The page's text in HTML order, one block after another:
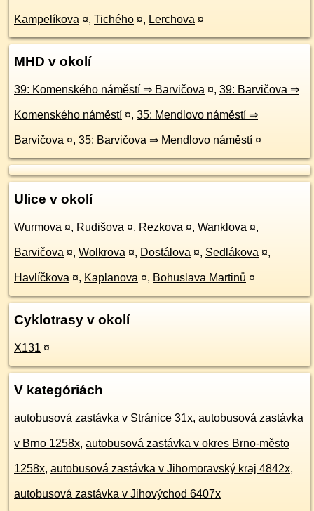
Kampelíkova ¤, Tichého ¤, Lerchova ¤
MHD v okolí
39: Komenského náměstí ⇒ Barvičova ¤, 39: Barvičova ⇒
Komenského náměstí ¤, 35: Mendlovo náměstí ⇒
Barvičova ¤, 35: Barvičova ⇒ Mendlovo náměstí ¤
Ulice v okolí
Wurmova ¤, Rudišova ¤, Rezkova ¤, Wanklova ¤,
Barvičova ¤, Wolkrova ¤, Dostálova ¤, Sedlákova ¤,
Havlíčkova ¤, Kaplanova ¤, Bohuslava Martinů ¤
Cyklotrasy v okolí
X131 ¤
V kategóriách
autobusová zastávka v Stránice 31x, autobusová zastávka
v Brno 1258x, autobusová zastávka v okres Brno-město
1258x, autobusová zastávka v Jihomoravský kraj 4842x,
autobusová zastávka v Jihovýchod 6407x